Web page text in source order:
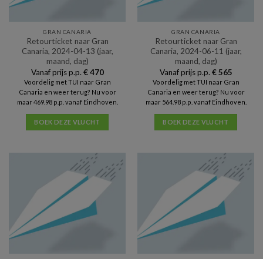
GRAN CANARIA
Retourticket naar Gran
Canaria, 2024-04-13 (jaar,
maand, dag)
Vanaf prijs p.p. €470
Voordelig met TUI naar Gran
Canaria en weer terug? Nu voor
maar 469.98 p.p. vanaf Eindhoven.
BOEK DEZE VLUCHT
GRAN CANARIA
Retourticket naar Gran
Canaria, 2024-06-11 (jaar,
maand, dag)
Vanaf prijs p.p. €565
Voordelig met TUI naar Gran
Canaria en weer terug? Nu voor
maar 564.98 p.p. vanaf Eindhoven.
BOEK DEZE VLUCHT